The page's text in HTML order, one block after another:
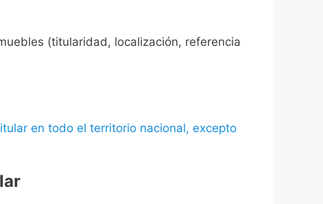
(titularidad, localización, referencia
en todo el territorio nacional, excepto